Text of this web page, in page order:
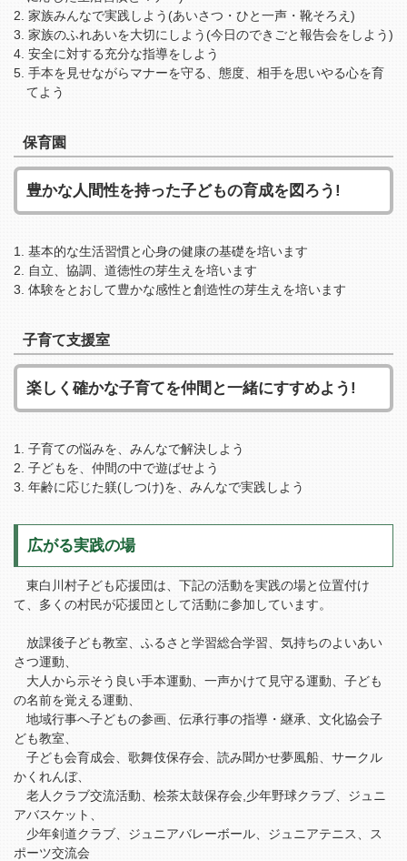
家族みんなで実践しよう(あいさつ・ひと一声・靴そろえ)
家族のふれあいを大切にしよう(今日のできごと報告会をしよう)
安全に対する充分な指導をしよう
手本を見せながらマナーを守る、態度、相手を思いやる心を育
てよう
保育園
豊かな人間性を持った子どもの育成を図ろう!
基本的な生活習慣と心身の健康の基礎を培います
自立、協調、道徳性の芽生えを培います
体験をとおして豊かな感性と創造性の芽生えを培います
子育て支援室
楽しく確かな子育てを仲間と一緒にすすめよう!
子育ての悩みを、みんなで解決しよう
子どもを、仲間の中で遊ばせよう
年齢に応じた躾(しつけ)を、みんなで実践しよう
広がる実践の場
東白川村子ども応援団は、下記の活動を実践の場と位置付け
て、多くの村民が応援団として活動に参加しています。
放課後子ども教室、ふるさと学習総合学習、気持ちのよいあい
さつ運動、
大人から示そう良い手本運動、一声かけて見守る運動、子ども
の名前を覚える運動、
地域行事へ子どもの参画、伝承行事の指導・継承、文化協会子
ども教室、
子ども会育成会、歌舞伎保存会、読み聞かせ夢風船、サークル
かくれんぼ、
老人クラブ交流活動、桧茶太鼓保存会,少年野球クラブ、ジュニ
アバスケット、
少年剣道クラブ、ジュニアバレーボール、ジュニアテニス、ス
ポーツ交流会